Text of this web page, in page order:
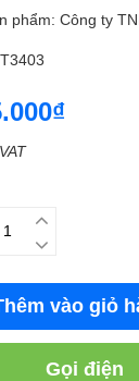
phẩm: Công ty
vào giỏ
Gọi điện